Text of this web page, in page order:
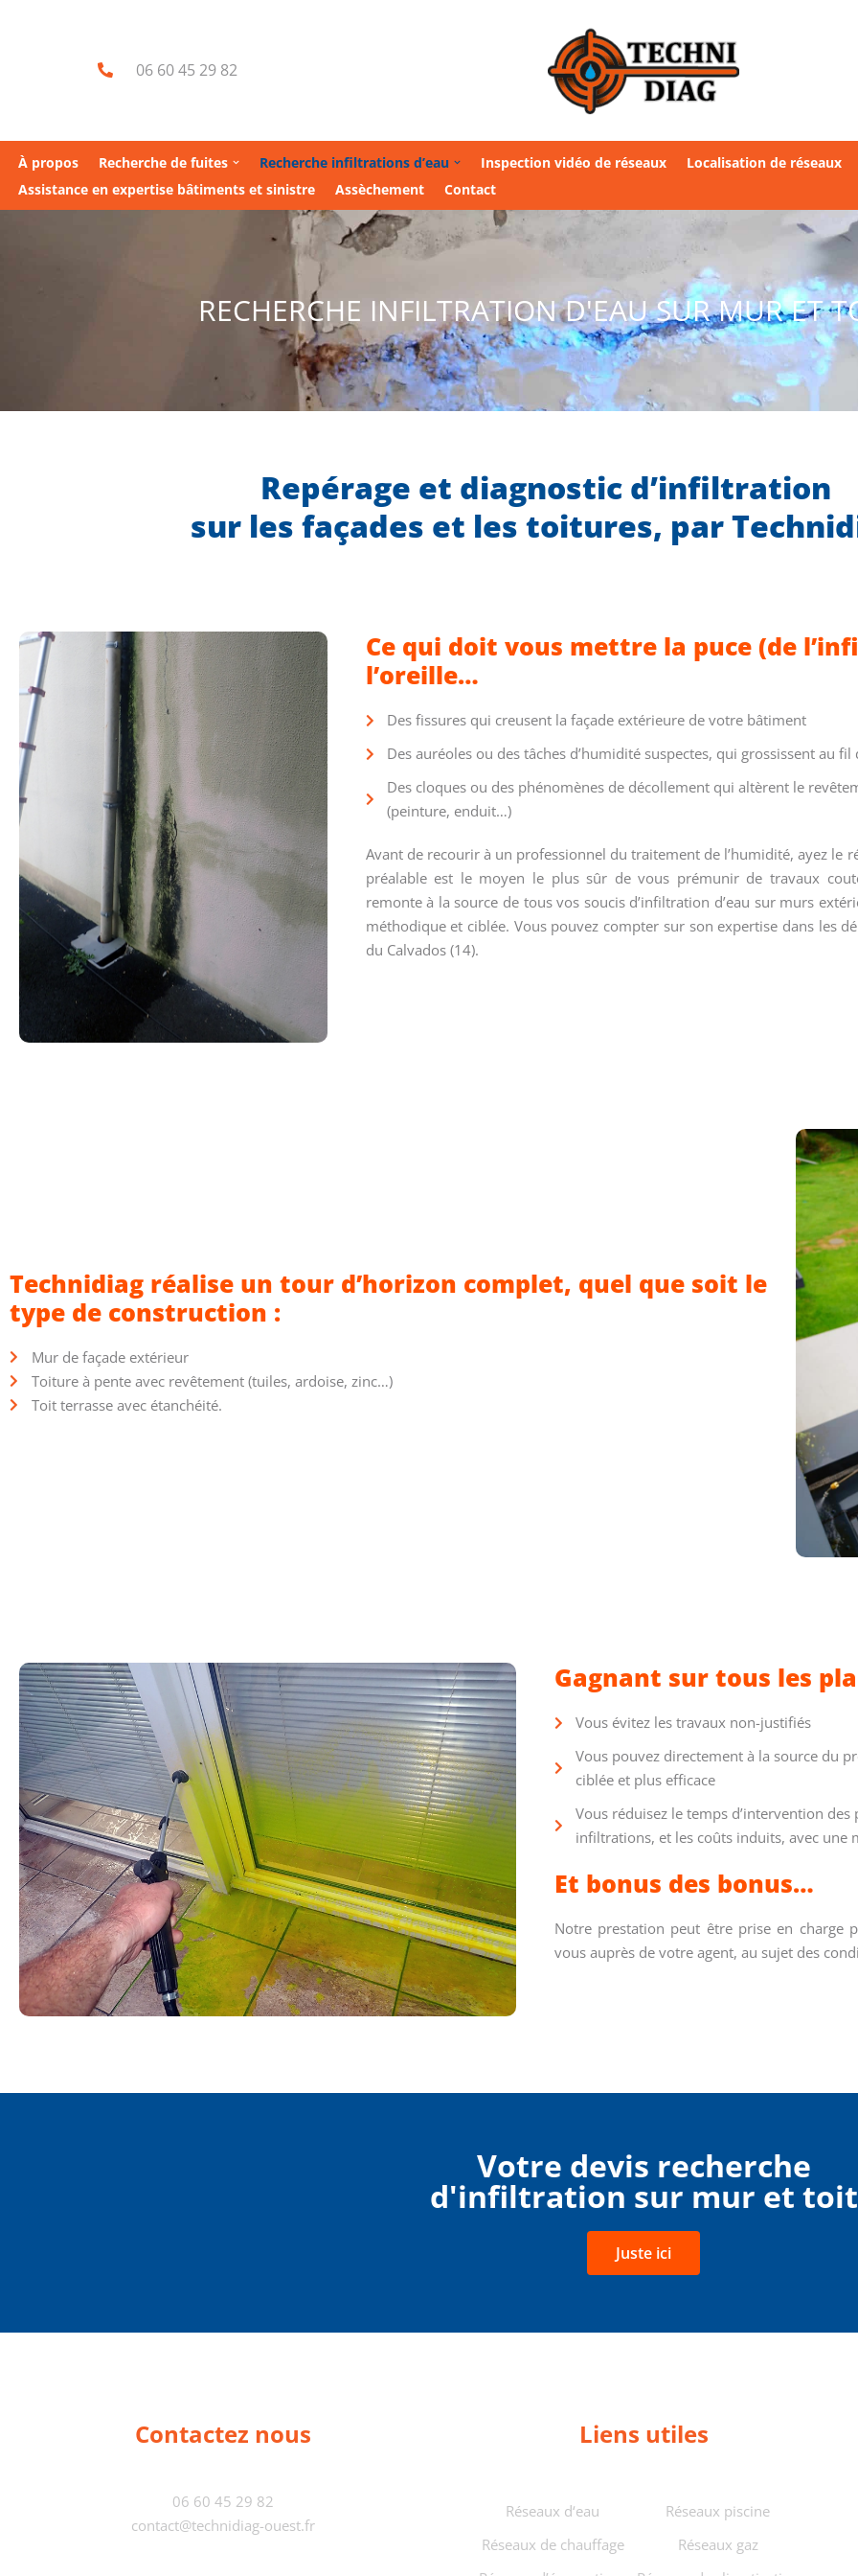
06 60 45 29 82
À propos Recherche de fuites Recherche infiltrations d’eau Inspection vidéo de réseaux
Localisation de réseaux
Assistance en expertise bâtiments et sinistre
Assèchement Contact
RECHERCHE INFILTRATION D'EAU SUR MUR ET
Repérage et diagnostic d’infiltration
sur les façades et les toitures, par
Ce qui doit vous mettre la puce (de
l’oreille…
Des fissures qui creusent la façade extérieure de votre bâtiment
Des auréoles ou des tâches d’humidité suspectes, qui grossissent au fil
Des cloques ou des phénomènes de décollement qui altèrent le
(peinture, enduit…)
Avant de recourir à un professionnel du traitement de l’humidité, ayez le
préalable est le moyen le plus sûr de vous prémunir de travaux
remonte à la source de tous vos soucis d’infiltration d’eau sur murs
méthodique et ciblée. Vous pouvez compter sur son expertise dans les
du Calvados (14).
Technidiag réalise un tour d’horizon complet, quel que soit le
type de construction :
Mur de façade extérieur
Toiture à pente avec revêtement (tuiles, ardoise, zinc…)
Toit terrasse avec étanchéité.
Gagnant sur tous les
Vous évitez les travaux non-justifiés
Vous pouvez directement à la source du
ciblée et plus efficace
Vous réduisez le temps d’intervention
infiltrations, et les coûts induits, avec une
Et bonus des bonus…
Notre prestation peut être prise en charge
vous auprès de votre agent, au sujet des
Votre devis recherche
d'infiltration sur mur et toit
Juste ici
Contactez nous
06 60 45 29 82
contact@technidiag-ouest.fr
Liens utiles
Réseaux d‘eau
Réseaux de chauffage
Réseaux piscine
Réseaux gaz